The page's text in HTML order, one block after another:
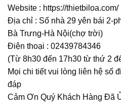
Website : https://thietbiloa.com/
Địa chỉ : Số nhà 29 yên bái 2-
Bà Trưng-Hà Nội(chợ trời)
Điện thoại : 02439784346
(Từ 8h30 đến 17h30 từ thứ 2
Mọi chi tiết vui lòng liên hệ số
đáp
Cảm Ơn Quý Khách Hàng Đã